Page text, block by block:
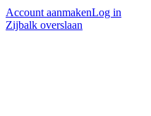
Account aanmakenLog in
Zijbalk overslaan